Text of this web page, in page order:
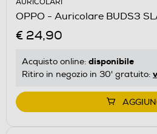
AURICOLARI
OPPO - Auricolare BUDS3
€ 24,90
Acquisto online: disponibile
Ritiro in negozio in 30' gratuito: